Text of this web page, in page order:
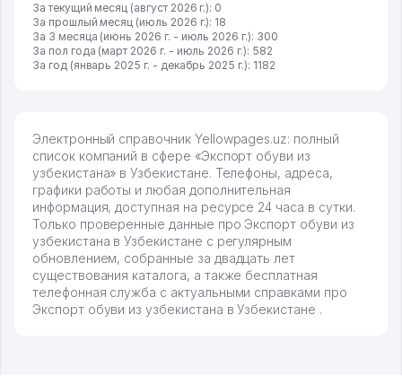
За текущий месяц (август 2026 г.): 0
За прошлый месяц (июль 2026 г.): 18
За 3 месяца (июнь 2026 г. - июль 2026 г.): 300
За пол года (март 2026 г. - июль 2026 г.): 582
За год (январь 2025 г. - декабрь 2025 г.): 1182
Электронный справочник Yellowpages.uz: полный
список компаний в сфере «Экспорт обуви из
узбекистана» в Узбекистане. Телефоны, адреса,
графики работы и любая дополнительная
информация, доступная на ресурсе 24 часа в сутки.
Только проверенные данные про Экспорт обуви из
узбекистана в Узбекистане с регулярным
обновлением, собранные за двадцать лет
существования каталога, а также бесплатная
телефонная служба с актуальными справками про
Экспорт обуви из узбекистана в Узбекистане .